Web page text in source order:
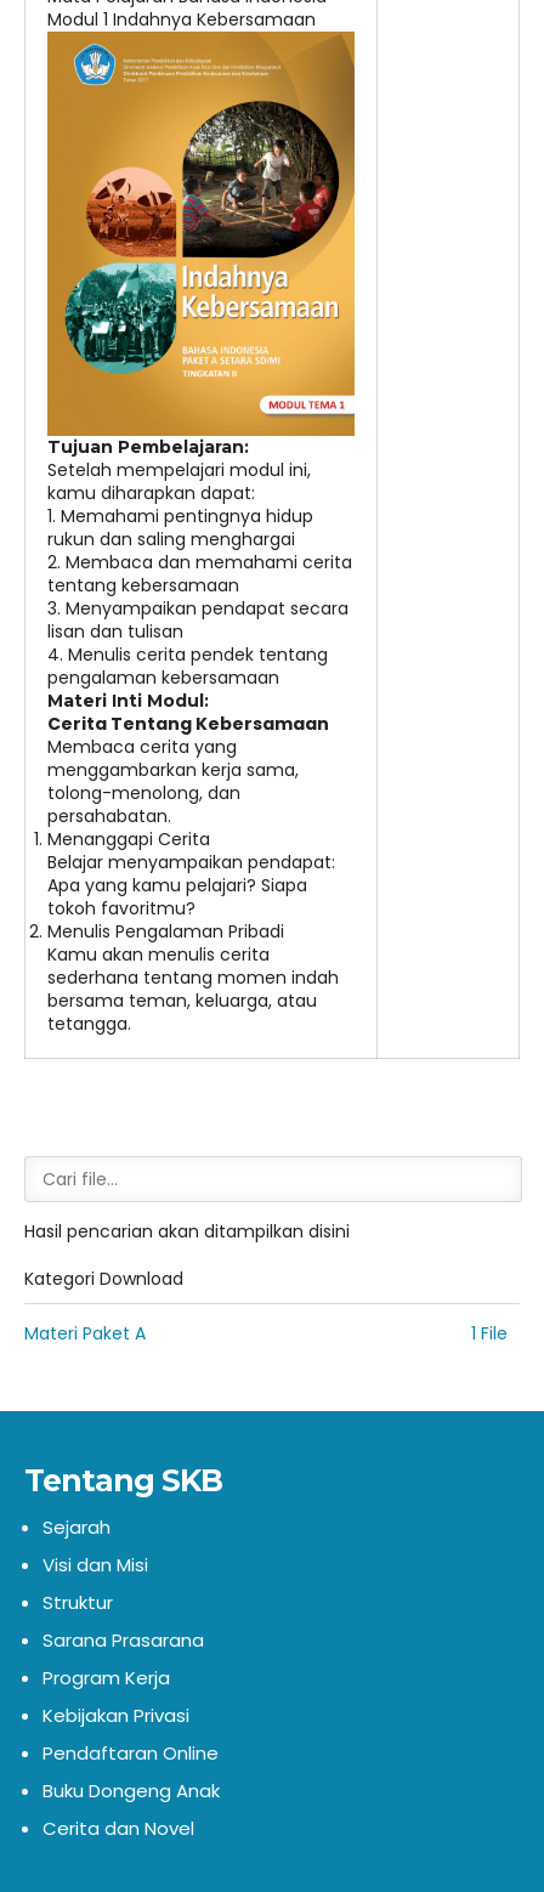
kurikulum skb kota samarinda20252026
JADWAL UJIAN SUMATIF TAHUN 2025/2026
Modul 1 Indahnya Kebersamaan
Tujuan Pembelajaran:
Setelah mempelajari modul ini,
kamu diharapkan dapat:
1. Memahami pentingnya hidup
rukun dan saling menghargai
2. Membaca dan memahami cerita
tentang kebersamaan
3. Menyampaikan pendapat secara
lisan dan tulisan
4. Menulis cerita pendek tentang
pengalaman kebersamaan
Materi Inti Modul:
Cerita Tentang Kebersamaan
Membaca cerita yang
menggambarkan kerja sama,
tolong-menolong, dan
persahabatan.
Menanggapi Cerita
Belajar menyampaikan pendapat:
Apa yang kamu pelajari? Siapa
tokoh favoritmu?
Menulis Pengalaman Pribadi
Kamu akan menulis cerita
sederhana tentang momen indah
bersama teman, keluarga, atau
tetangga.
Hasil pencarian akan ditampilkan disini
Kategori Download
Materi Paket A 1 File
Tentang SKB
Sejarah
Visi dan Misi
Struktur
Sarana Prasarana
Program Kerja
Kebijakan Privasi
Pendaftaran Online
Buku Dongeng Anak
Cerita dan Novel